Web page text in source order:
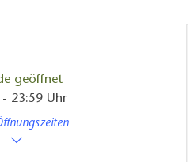
Anstich.
das Holzfachwerk von
geöffnet
- 23:59 Uhr